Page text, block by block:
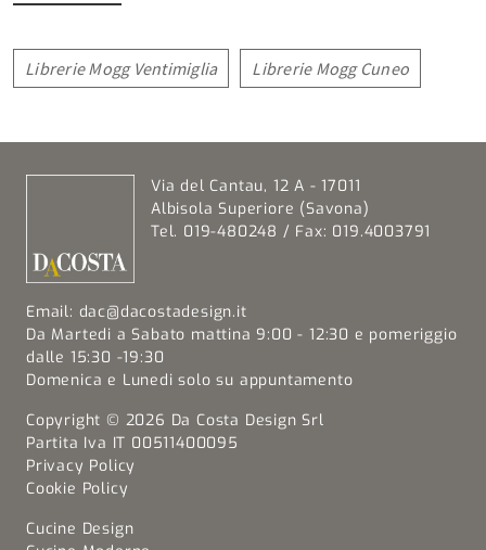
Librerie Mogg Ventimiglia Librerie Mogg Cuneo
Via del Cantau, 12 A - 17011
Albisola Superiore (Savona)
Tel. 019-480248 / Fax: 019.4003791
Email: dac@dacostadesign.it
Da Martedi a Sabato mattina 9:00 - 12:30 e pomeriggio
dalle 15:30 -19:30
Domenica e Lunedi solo su appuntamento
Copyright © 2026 Da Costa Design Srl
Partita Iva IT 00511400095
Privacy Policy
Cookie Policy
Cucine Design